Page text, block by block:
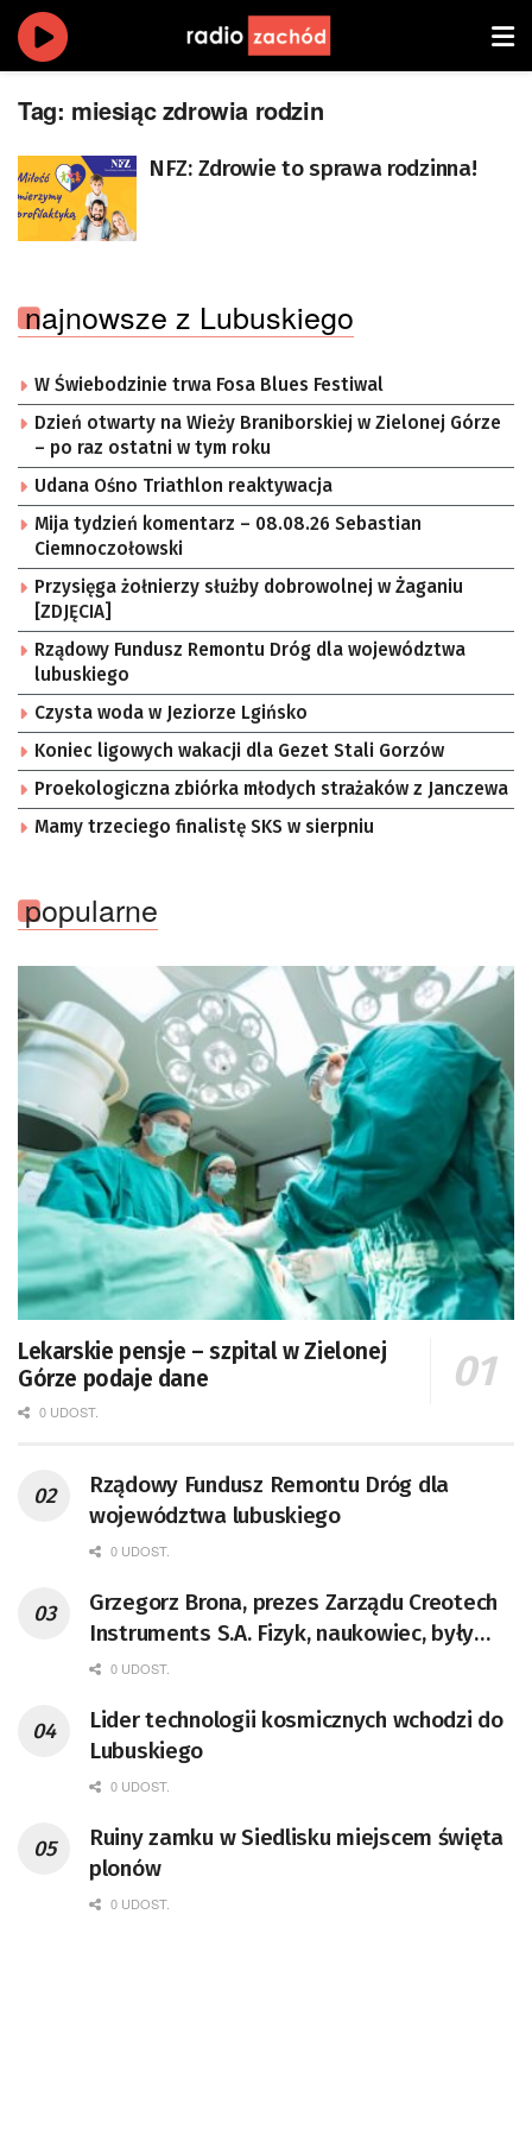
Tag: miesiąc zdrowia rodzin
NFZ: Zdrowie to sprawa rodzinna!
najnowsze z Lubuskiego
W Świebodzinie trwa Fosa Blues Festiwal
Dzień otwarty na Wieży Braniborskiej w Zielonej Górze
– po raz ostatni w tym roku
Udana Ośno Triathlon reaktywacja
Mija tydzień komentarz – 08.08.26 Sebastian
Ciemnoczołowski
Przysięga żołnierzy służby dobrowolnej w Żaganiu
[ZDJĘCIA]
Rządowy Fundusz Remontu Dróg dla województwa
lubuskiego
Czysta woda w Jeziorze Lgińsko
Koniec ligowych wakacji dla Gezet Stali Gorzów
Proekologiczna zbiórka młodych strażaków z Janczewa
Mamy trzeciego finalistę SKS w sierpniu
popularne
Lekarskie pensje – szpital w Zielonej
Górze podaje dane
0 UDOST.
Rządowy Fundusz Remontu Dróg dla
województwa lubuskiego
0 UDOST.
Grzegorz Brona, prezes Zarządu Creotech
Instruments S.A. Fizyk, naukowiec, były
pracownik CERN w Genewie,
doktor habilitowany nauk fizycznych,
koordynator Rady Sektorowej ds.
Kompetencji Przemysłu Lotniczo-
Badań Kosmicznych i Satelitarnych PAN.
0 UDOST.
Lider technologii kosmicznych wchodzi do
Lubuskiego
0 UDOST.
Ruiny zamku w Siedlisku miejscem święta
plonów
0 UDOST.